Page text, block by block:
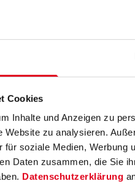
Cookies
Inhalte und Anzeigen zu
Website zu analysieren.
für soziale Medien, Werbung
Daten zusammen, die Sie
Datenschutzerklärung